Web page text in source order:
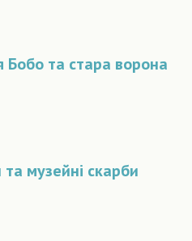
Бобо та стара ворона
музейні скарби